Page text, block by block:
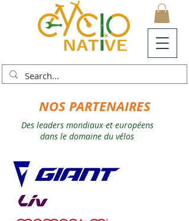
NOS PARTENAIRES
Des leaders mondiaux et européens
dans le domaine du vélos